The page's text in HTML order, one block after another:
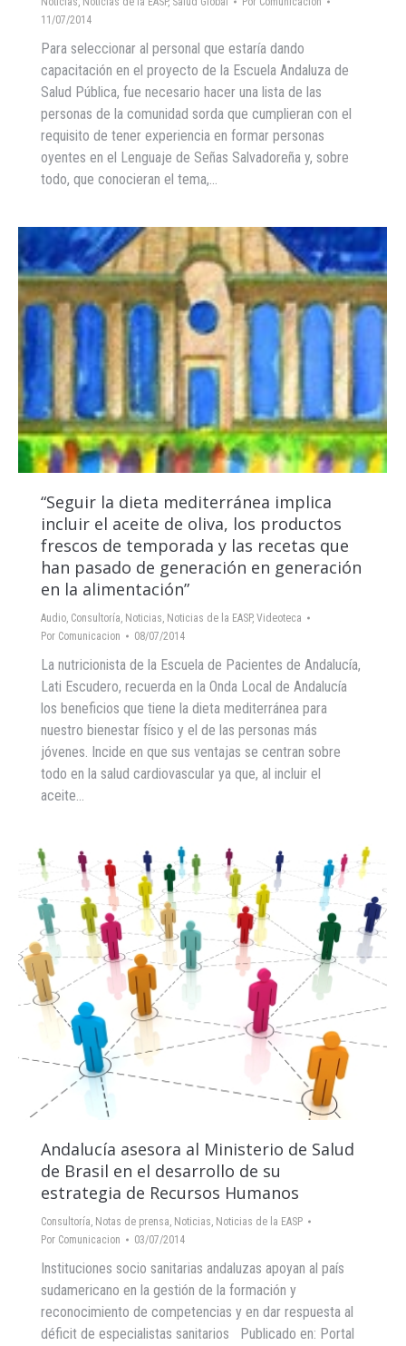
11/07/2014
Para seleccionar al personal que estaría dando
capacitación en el proyecto de la Escuela Andaluza de
Salud Pública, fue necesario hacer una lista de las
personas de la comunidad sorda que cumplieran con el
requisito de tener experiencia en formar personas
oyentes en el Lenguaje de Señas Salvadoreña y, sobre
todo, que conocieran el tema,…
“Seguir la dieta mediterránea implica
incluir el aceite de oliva, los productos
frescos de temporada y las recetas que
han pasado de generación en generación
en la alimentación”
Audio, Consultoría, Noticias, Noticias de la EASP, Videoteca
Por Comunicacion 08/07/2014
La nutricionista de la Escuela de Pacientes de Andalucía,
Lati Escudero, recuerda en la Onda Local de Andalucía
los beneficios que tiene la dieta mediterránea para
nuestro bienestar físico y el de las personas más
jóvenes. Incide en que sus ventajas se centran sobre
todo en la salud cardiovascular ya que, al incluir el
aceite…
Andalucía asesora al Ministerio de Salud
de Brasil en el desarrollo de su
estrategia de Recursos Humanos
Consultoría, Notas de prensa, Noticias, Noticias de la EASP
Por Comunicacion 03/07/2014
Instituciones socio sanitarias andaluzas apoyan al país
sudamericano en la gestión de la formación y
reconocimiento de competencias y en dar respuesta al
déficit de especialistas sanitarios Publicado en: Portal